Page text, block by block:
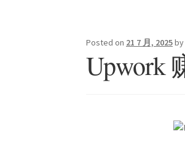
Posted on 21 7 月, 2025
Upwork